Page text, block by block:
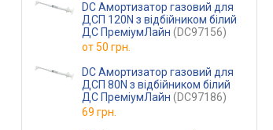
DC Амортизатор газовий для
ДСП 120N з відбійником білий
ДС ПреміумЛайн (DC97156)
от50 грн.
DC Амортизатор газовий для
ДСП 80N з відбійником білий
ДС ПреміумЛайн (DC97186)
69 грн.